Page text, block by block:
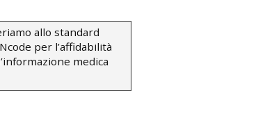
allo standard
per l’affidabilità
medica